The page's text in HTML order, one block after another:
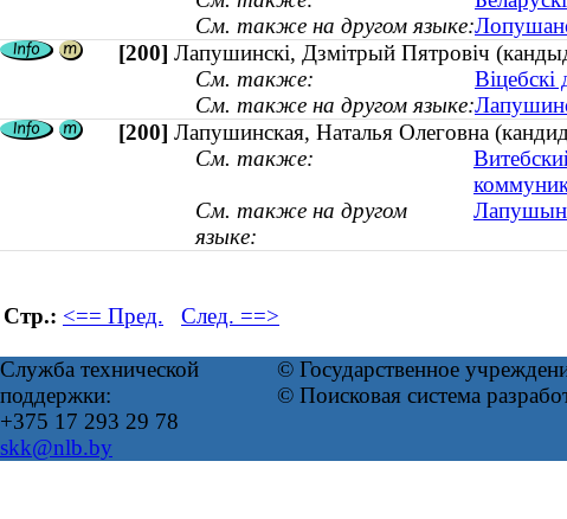
См. также на другом языке:
[200] Лапушинскі, Дзмітрый Пятровіч
См. также:
См. также на другом языке:
[200] Лапушинская, Наталья Олеговна
См. также:
См. также на другом
языке:
Стр.: <== Пред. След. ==>
Служба технической
поддержки:
+375 17 293 29 78
skk@nlb.by
© Государственное
© Поисковая система